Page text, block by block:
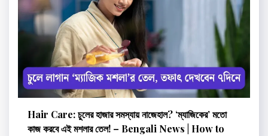
Hair Care: চুলের হাজার সমস্যায় নাজেহাল? ‘ম্যাজিকের’ মতো
কাজ করবে এই মশলার তেল! – Bengali News | How to